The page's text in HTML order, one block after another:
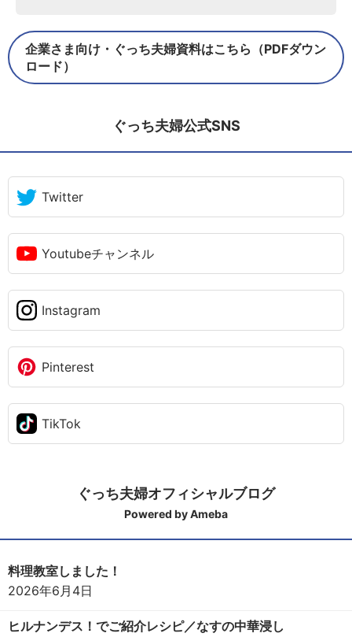
企業さま向け・ぐっち夫婦資料はこちら（PDFダウン
ロード）
ぐっち夫婦公式SNS
Twitter
Youtubeチャンネル
Instagram
Pinterest
TikTok
ぐっち夫婦オフィシャルブログ
Powered by Ameba
料理教室しました！
2026年6月4日
ヒルナンデス！でご紹介レシピ／なすの中華浸し